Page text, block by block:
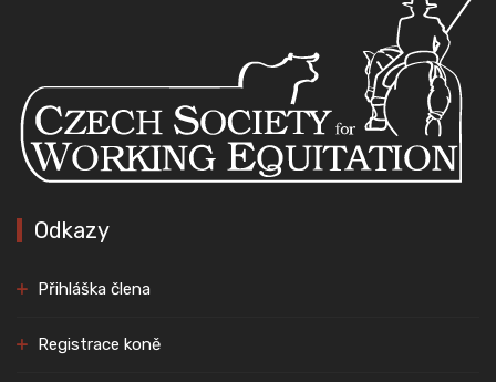
Odkazy
Přihláška člena
Registrace koně